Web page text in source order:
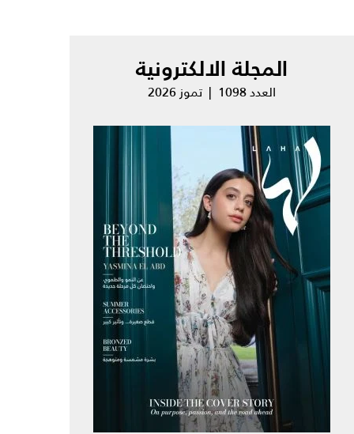
المجلة الالكترونية
العدد 1098 | تموز 2026